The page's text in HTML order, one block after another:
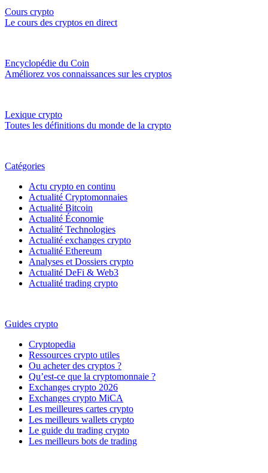
Cours crypto
Le cours des cryptos en direct
Encyclopédie du Coin
Améliorez vos connaissances sur les cryptos
Lexique crypto
Toutes les définitions du monde de la crypto
Catégories
Actu crypto en continu
Actualité Cryptomonnaies
Actualité Bitcoin
Actualité Économie
Actualité Technologies
Actualité exchanges crypto
Actualité Ethereum
Analyses et Dossiers crypto
Actualité DeFi & Web3
Actualité trading crypto
Guides crypto
Cryptopedia
Ressources crypto utiles
Ou acheter des cryptos ?
Qu’est-ce que la cryptomonnaie ?
Exchanges crypto 2026
Exchanges crypto MiCA
Les meilleures cartes crypto
Les meilleurs wallets crypto
Le guide du trading crypto
Les meilleurs bots de trading